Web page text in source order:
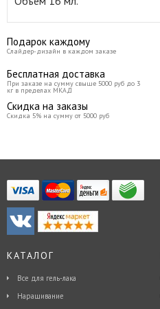
Подарок каждому
Слайдер-дизайн в каждом заказе
Бесплатная доставка
При заказе на сумму свыше 5000 руб до 3
кг в пределах МКАД
Скидка на заказы
Скидка 5% на сумму от 5000 руб
КАТАЛОГ
Все для гель-лака
Наращивание